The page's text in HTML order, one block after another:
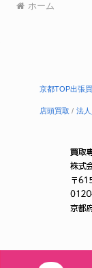
ホーム
京都TOP出張
店頭買取 法